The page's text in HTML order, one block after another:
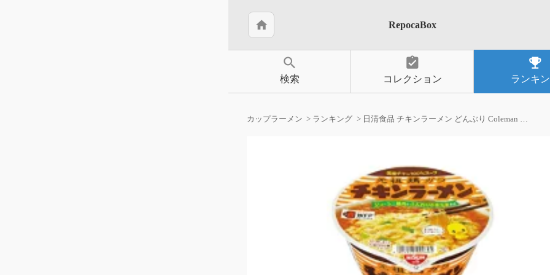
home RepocaBox
search
検索
assignment_turned_in
コレクション
emoji_events
ランキ
カップラーメン ランキング 日清食品 チキンラーメン どんぶり Coleman 85g